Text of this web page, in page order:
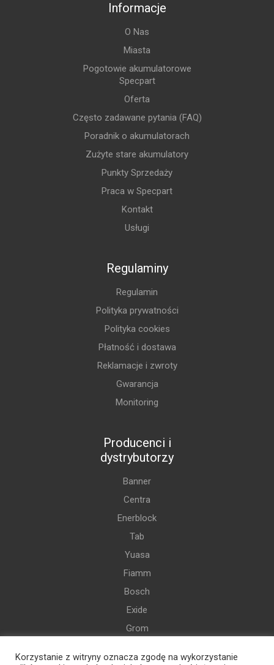
Informacje
O Nas
Miasta
Pogotowie akumulatorowe
Specpart
Oferta
Często zadawane pytania (FAQ)
Poradnik o akumulatorach
Zużyte stare akumulatory
Punkty Sprzedaży
Praca w Specpart
Kontakt
Usługi
Regulaminy
Regulamin
Polityka prywatności
Polityka cookies
Płatność i dostawa
Reklamacje i zwroty
Gwarancja
Monitoring
Producenci i
dystrybutorzy
Banner
Centra
Enerblock
Tab
Yuasa
Fiamm
Bosch
Exide
Grom
Korzystanie z witryny oznacza zgodę na wykorzystanie